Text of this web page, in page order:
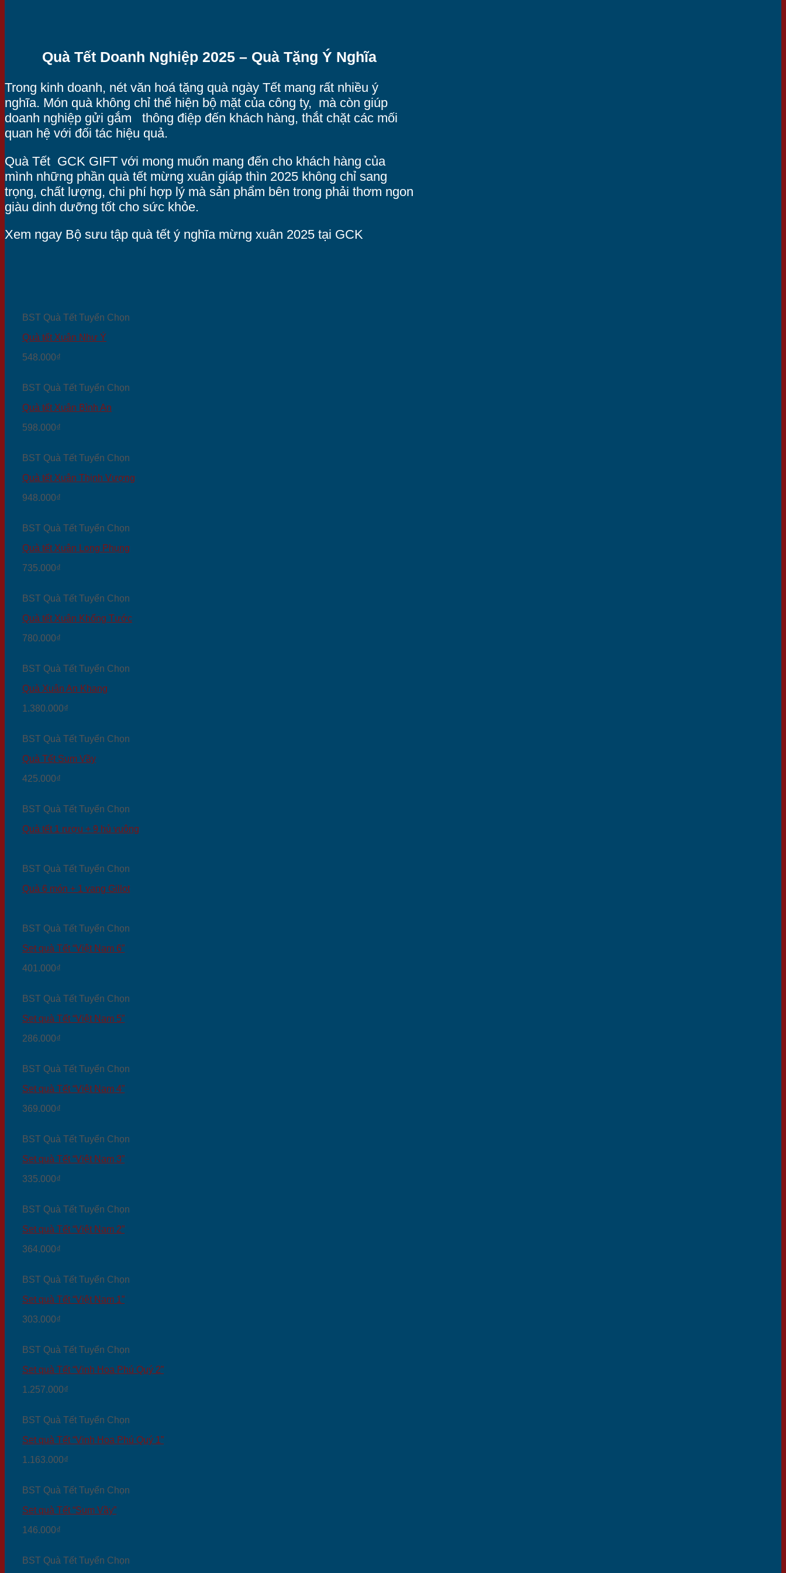
Quà Tết Doanh Nghiệp 2025 – Quà Tặng Ý Nghĩa
Trong kinh doanh, nét văn hoá tặng quà ngày Tết mang rất nhiều ý
nghĩa. Món quà không chỉ thể hiện bộ mặt của công ty, mà còn giúp
doanh nghiệp gửi gắm thông điệp đến khách hàng, thắt chặt các mối
quan hệ với đối tác hiệu quả.
Quà Tết GCK GIFT với mong muốn mang đến cho khách hàng của
mình những phần quà tết mừng xuân giáp thìn 2025 không chỉ sang
trọng, chất lượng, chi phí hợp lý mà sản phẩm bên trong phải thơm ngon
giàu dinh dưỡng tốt cho sức khỏe.
Xem ngay Bộ sưu tập quà tết ý nghĩa mừng xuân 2025 tại GCK
BST Quà Tết Tuyển Chọn
Quà tết Xuân Như Ý
548.000₫
BST Quà Tết Tuyển Chọn
Quà tết Xuân Bình An
598.000₫
BST Quà Tết Tuyển Chọn
Quà tết Xuân Thịnh Vượng
948.000₫
BST Quà Tết Tuyển Chọn
Quà tết Xuân Long Phụng
735.000₫
BST Quà Tết Tuyển Chọn
Quà tết Xuân Khổng Tước
780.000₫
BST Quà Tết Tuyển Chọn
Quà Xuân An Khang
1.380.000₫
BST Quà Tết Tuyển Chọn
Quà Tết Sum Vầy
425.000₫
BST Quà Tết Tuyển Chọn
Quà tết 1 rượu + 9 hủ vuông
BST Quà Tết Tuyển Chọn
Quà 6 món + 1 vang Gillot
BST Quà Tết Tuyển Chọn
Set quà Tết “Việt Nam 6”
401.000₫
BST Quà Tết Tuyển Chọn
Set quà Tết “Việt Nam 5”
286.000₫
BST Quà Tết Tuyển Chọn
Set quà Tết “Việt Nam 4”
369.000₫
BST Quà Tết Tuyển Chọn
Set quà Tết “Việt Nam 3”
335.000₫
BST Quà Tết Tuyển Chọn
Set quà Tết “Việt Nam 2”
364.000₫
BST Quà Tết Tuyển Chọn
Set quà Tết “Việt Nam 1”
303.000₫
BST Quà Tết Tuyển Chọn
Set quà Tết “Vinh Hoa Phú Quý 2”
1.257.000₫
BST Quà Tết Tuyển Chọn
Set quà Tết “Vinh Hoa Phú Quý 1”
1.163.000₫
BST Quà Tết Tuyển Chọn
Set quà Tết “Sum Vầy”
146.000₫
BST Quà Tết Tuyển Chọn